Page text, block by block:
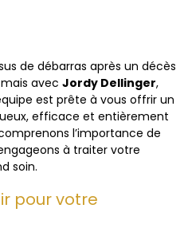
de débarras après un décès
avec Jordy Dellinger,
est prête à vous offrir un
efficace et entièrement
l’importance de
à traiter votre
soin.
pour votre